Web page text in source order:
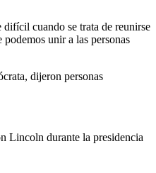
cuando se trata de reunirse
unir a las personas
dijeron personas
Lincoln durante la presidencia